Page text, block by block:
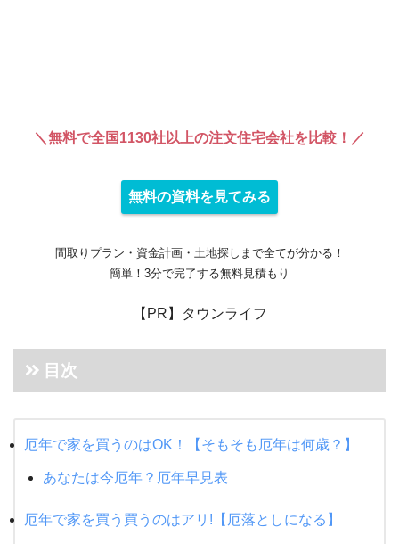
＼無料で全国1130社以上の注文住宅会社を比較！／
無料の資料を見てみる
間取りプラン・資金計画・土地探しまで全てが分かる！
簡単！3分で完了する無料見積もり
【PR】タウンライフ
目次
厄年で家を買うのはOK！【そもそも厄年は何歳？】
あなたは今厄年？厄年早見表
厄年で家を買う買うのはアリ!【厄落としになる】